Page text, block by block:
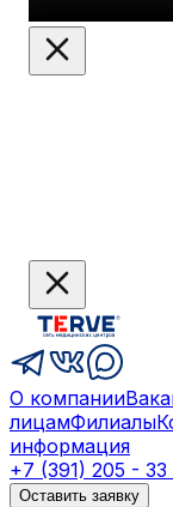
О компании
лицамФилиалы
информация
+7 (391) 205 - 33
Оставить заявку